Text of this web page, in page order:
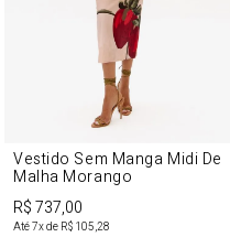
Vestido Sem Manga Midi De
Malha Morango
R$ 737,00
Até7x de R$ 105,28